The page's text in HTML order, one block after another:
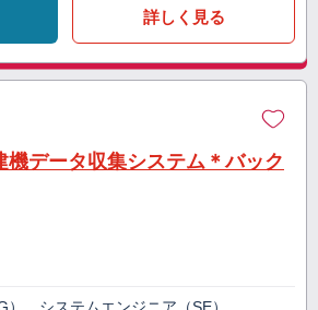
詳しく見る
機データ収集システム＊バック